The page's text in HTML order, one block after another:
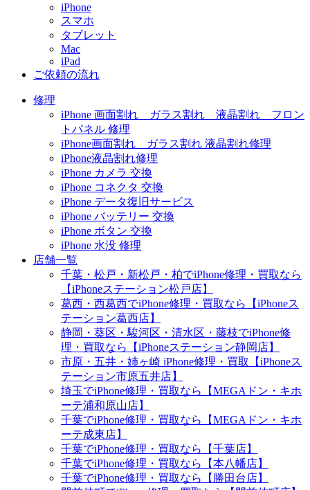
iPhone
スマホ
タブレット
Mac
iPad
ご依頼の流れ
修理
iPhone 画面割れ ガラス割れ 液晶割れ フロン
トパネル 修理
iPhone画面割れ ガラス割れ 液晶割れ修理
iPhone液晶割れ修理
iPhone カメラ 交換
iPhone コネクタ 交換
iPhone データ復旧サービス
iPhone バッテリー 交換
iPhone ボタン 交換
iPhone 水没 修理
店舗一覧
千葉・松戸・新松戸・柏でiPhone修理・買取なら
【iPhoneステーション松戸店】
葛西・西葛西でiPhone修理・買取なら【iPhoneス
テーション葛西店】
静岡・葵区・駿河区・清水区・藤枝でiPhone修
理・買取なら【iPhoneステーション静岡店】
市原・五井・姉ヶ崎 iPhone修理・買取【iPhoneス
テーション市原五井店】
埼玉でiPhone修理・買取なら【MEGAドン・キホ
ーテ浦和原山店】
千葉でiPhone修理・買取なら【MEGAドン・キホ
ーテ成東店】
千葉でiPhone修理・買取なら【千葉店】
千葉でiPhone修理・買取なら【本八幡店】
千葉でiPhone修理・買取なら【勝田台店】